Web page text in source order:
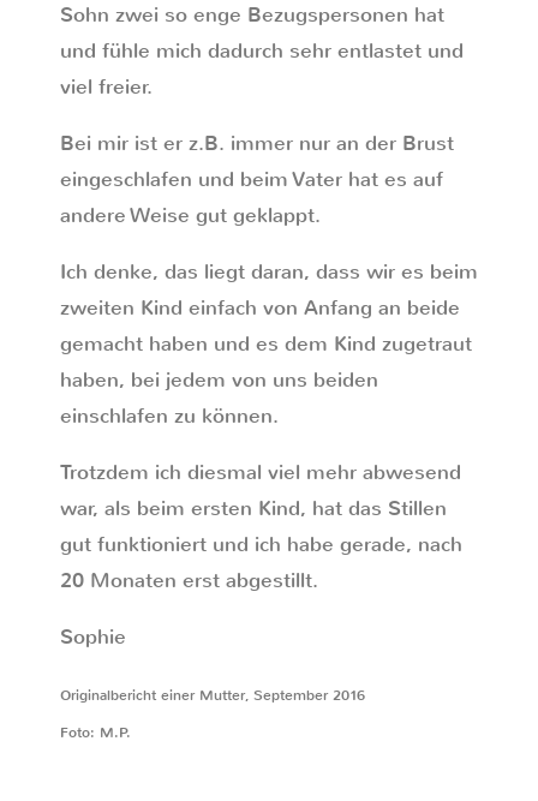
Sohn zwei so enge Bezugspersonen hat
und fühle mich dadurch sehr entlastet und
viel freier.
Bei mir ist er z.B. immer nur an der Brust
eingeschlafen und beim Vater hat es auf
andere Weise gut geklappt.
Ich denke, das liegt daran, dass wir es beim
zweiten Kind einfach von Anfang an beide
gemacht haben und es dem Kind zugetraut
haben, bei jedem von uns beiden
einschlafen zu können.
Trotzdem ich diesmal viel mehr abwesend
war, als beim ersten Kind, hat das Stillen
gut funktioniert und ich habe gerade, nach
20 Monaten erst abgestillt.
Sophie
Originalbericht einer Mutter, September 2016
Foto: M.P.